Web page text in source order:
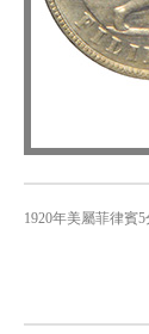
1920年美屬菲律賓